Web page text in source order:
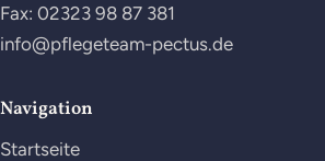
Fax: 02323 98 87 381
info@pflegeteam-pectus.de
Navigation
Startseite